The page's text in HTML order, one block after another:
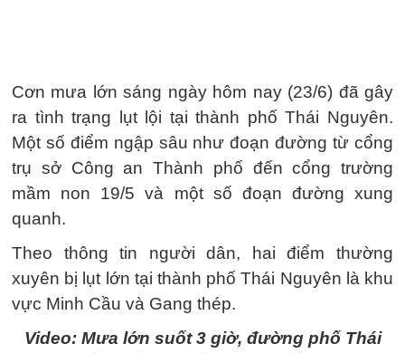
Cơn mưa lớn sáng ngày hôm nay (23/6) đã gây
ra tình trạng lụt lội tại thành phố Thái Nguyên.
Một số điểm ngập sâu như đoạn đường từ cổng
trụ sở Công an Thành phố đến cổng trường
mầm non 19/5 và một số đoạn đường xung
quanh.
Theo thông tin người dân, hai điểm thường
xuyên bị lụt lớn tại thành phố Thái Nguyên là khu
vực Minh Cầu và Gang thép.
Video: Mưa lớn suốt 3 giờ, đường phố Thái